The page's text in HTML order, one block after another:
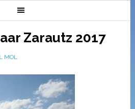
Zarautz 2017
MOL